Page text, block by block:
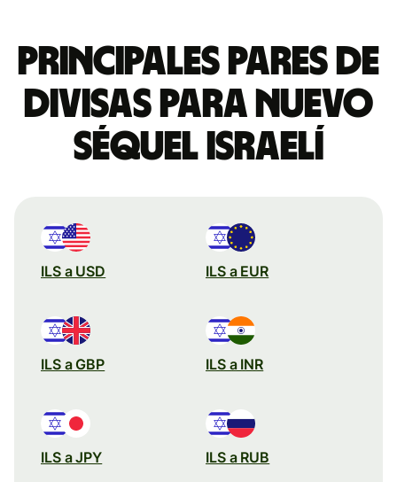
Principales pares de
divisas para nuevo
séquel israelí
ILS a USD ILS a EUR
ILS a GBP ILS a INR
ILS a JPY ILS a RUB